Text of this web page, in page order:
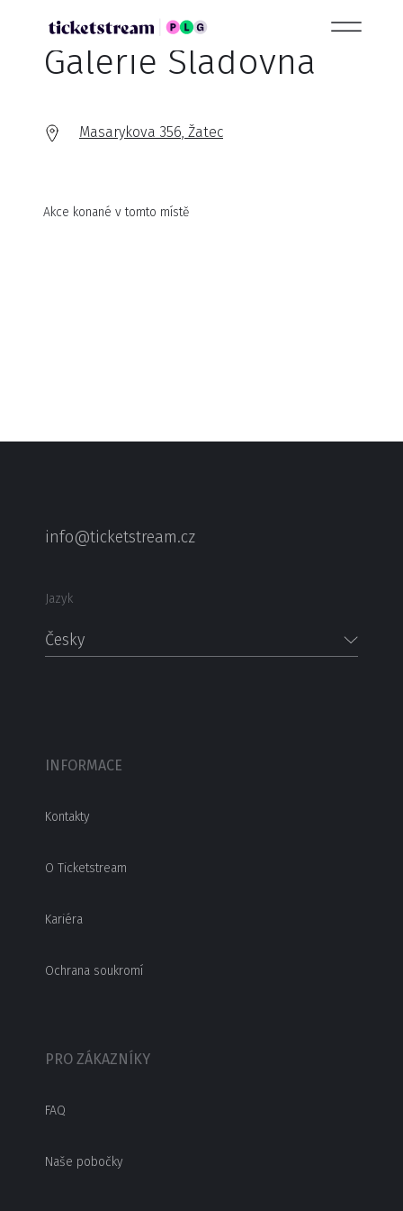
Galerie Sladovna
Masarykova 356, Žatec
Akce konané v tomto místě
info@ticketstream.cz
Jazyk
Česky
INFORMACE
Kontakty
O Ticketstream
Kariéra
Ochrana soukromí
PRO ZÁKAZNÍKY
FAQ
Naše pobočky